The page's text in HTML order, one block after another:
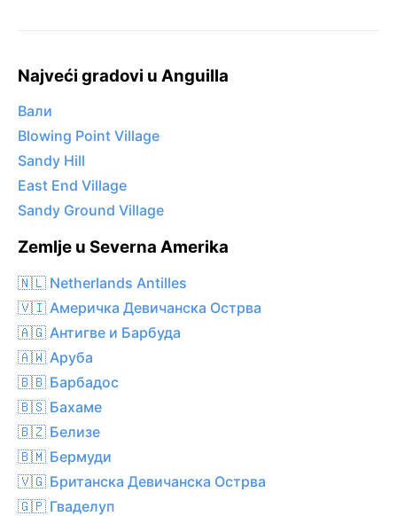
Najveći gradovi u Anguilla
Вали
Blowing Point Village
Sandy Hill
East End Village
Sandy Ground Village
Zemlje u Severna Amerika
🇳🇱 Netherlands Antilles
🇻🇮 Америчка Девичанска Острва
🇦🇬 Антигве и Барбуда
🇦🇼 Аруба
🇧🇧 Барбадос
🇧🇸 Бахаме
🇧🇿 Белизе
🇧🇲 Бермуди
🇻🇬 Британска Девичанска Острва
🇬🇵 Гваделуп